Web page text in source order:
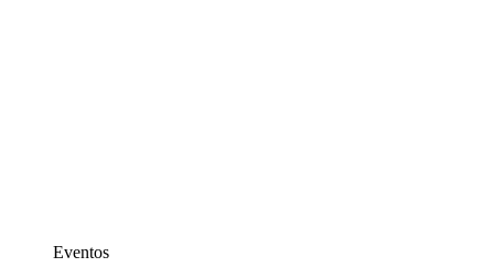
Eventos